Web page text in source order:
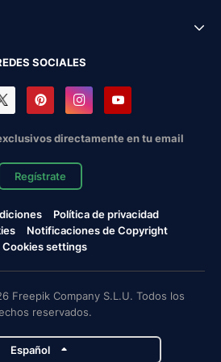
SOCIALES
directamente en tu email
Regístrate
Política de privacidad
Notificaciones de Copyright
Cookies settings
Freepik Company S.L.U. Todos los
reservados.
Español